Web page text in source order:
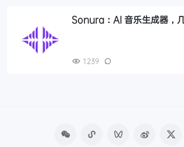
Sonura：AI 音乐生成器，
1239